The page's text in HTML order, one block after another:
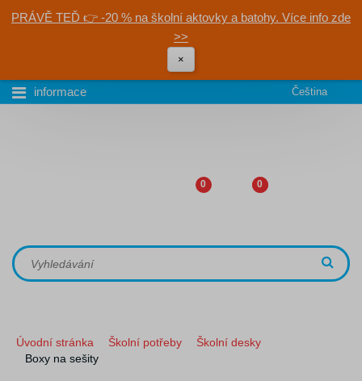
PRÁVĚ TEĎ 👉 -20 % na školní aktovky a batohy. Více info zde
>>
×
informace Čeština
0 0
Úvodní stránka Školní potřeby
Školní desky
Boxy na sešity